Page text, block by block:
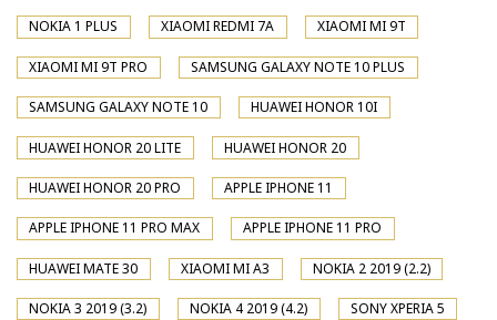
NOKIA 1 PLUS XIAOMI REDMI 7A XIAOMI MI 9T
XIAOMI MI 9T PRO SAMSUNG GALAXY NOTE 10 PLUS
SAMSUNG GALAXY NOTE 10 HUAWEI HONOR 10I
HUAWEI HONOR 20 LITE HUAWEI HONOR 20
HUAWEI HONOR 20 PRO APPLE IPHONE 11
APPLE IPHONE 11 PRO MAX APPLE IPHONE 11 PRO
HUAWEI MATE 30 XIAOMI MI A3 NOKIA 2 2019 (2.2)
NOKIA 3 2019 (3.2) NOKIA 4 2019 (4.2) SONY XPERIA 5